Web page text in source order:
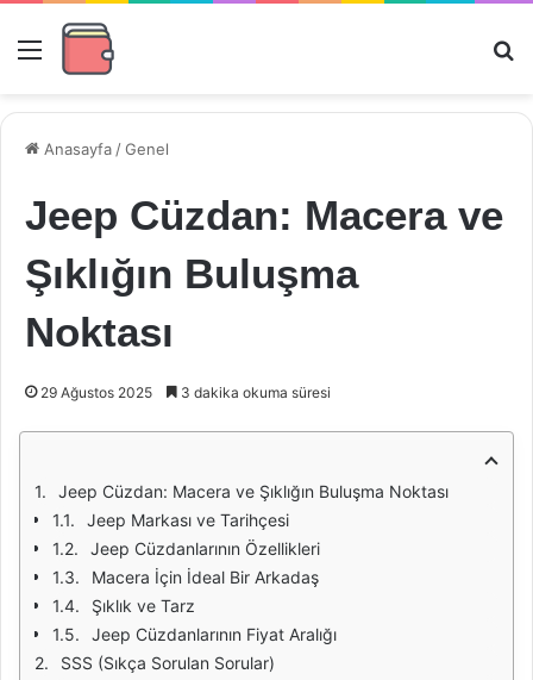
Menü
Anasayfa /Genel
Jeep Cüzdan: Macera ve
Şıklığın Buluşma
Noktası
29 Ağustos 2025 3 dakika okuma süresi
Jeep Cüzdan: Macera ve Şıklığın Buluşma Noktası
Jeep Markası ve Tarihçesi
Jeep Cüzdanlarının Özellikleri
Macera İçin İdeal Bir Arkadaş
Şıklık ve Tarz
Jeep Cüzdanlarının Fiyat Aralığı
SSS (Sıkça Sorulan Sorular)